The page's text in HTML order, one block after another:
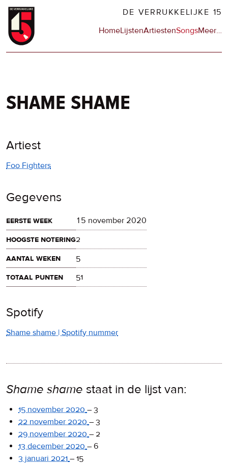
Overslaan
naar
DE VERRUKKELIJKE 15
Hoofdnavigatie
HomeLijstenArtiestenSongsMeerop
…
shame shame
Artiest
Foo Fighters
Gegevens
eerste week
15 november 2020
hoogste notering2
aantal weken
5
totaal punten
51
Spotify
Shame shame | Spotify nummer
Shame shame staat in de lijst van:
15 november 2020 – 3
22 november 2020 – 3
29 november 2020 – 2
13 december 2020 – 6
3 januari 2021 – 15